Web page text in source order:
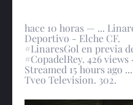
hace 10 horas — ...
Deportivo - Elche CF.
#LinaresGol en previa
#CopadelRey. 426 views ·
Streamed 15 hours ago
Tveo Television. 302.